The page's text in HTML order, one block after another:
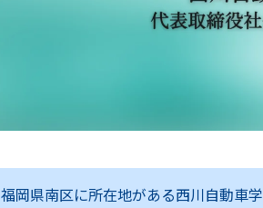
福岡県南区に所在地がある西川自動車